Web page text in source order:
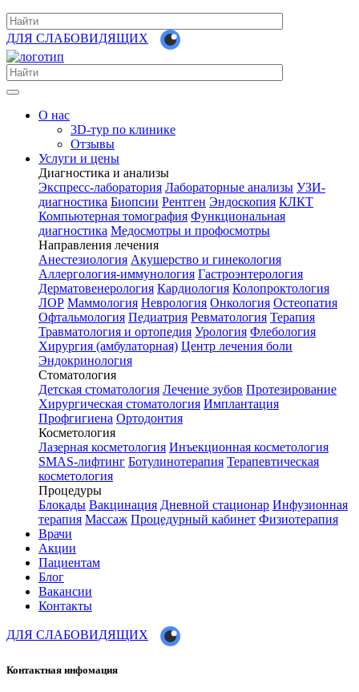
ДЛЯ СЛАБОВИДЯЩИХ
О нас
3D-тур по клинике
Отзывы
Услуги и цены
Диагностика и анализы
Экспресс-лаборатория Лабораторные анализы УЗИ-
диагностика Биопсии Рентген Эндоскопия КЛКТ
Компьютерная томография Функциональная
диагностика Медосмотры и профосмотры
Направления лечения
Анестезиология Акушерство и гинекология
Аллергология-иммунология Гастроэнтерология
Дерматовенерология Кардиология Колопроктология
ЛОР Маммология Неврология Онкология Остеопатия
Офтальмология Педиатрия Ревматология Терапия
Травматология и ортопедия Урология Флебология
Хирургия (амбулаторная) Центр лечения боли
Эндокринология
Стоматология
Детская стоматология Лечение зубов Протезирование
Хирургическая стоматология Имплантация
Профгигиена Ортодонтия
Косметология
Лазерная косметология Инъекционная косметология
SMAS-лифтинг Ботулинотерапия Терапевтическая
косметология
Процедуры
Блокады Вакцинация Дневной стационар Инфузионная
терапия Массаж Процедурный кабинет Физиотерапия
Врачи
Акции
Пациентам
Блог
Вакансии
Контакты
ДЛЯ СЛАБОВИДЯЩИХ
Контактная инфомация